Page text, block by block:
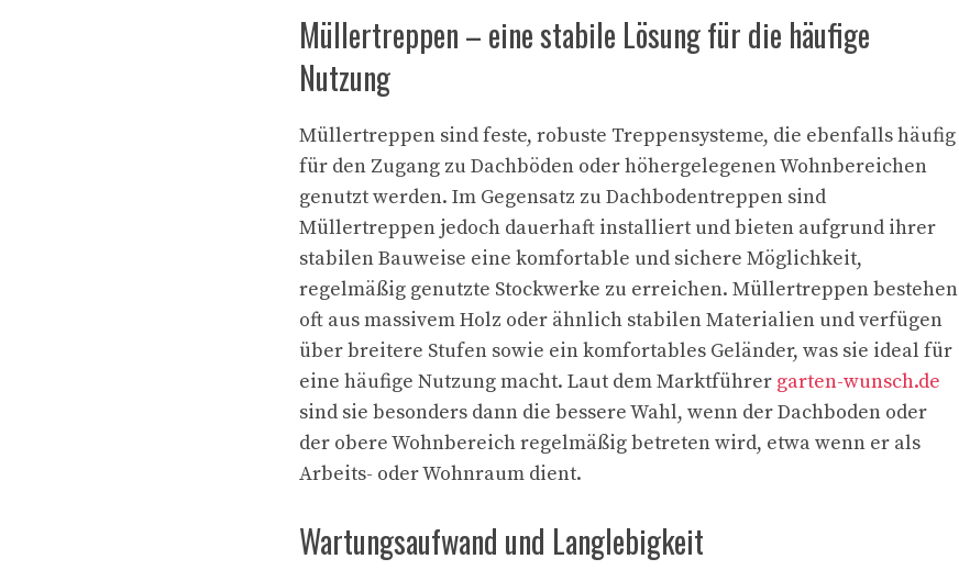
Müllertreppen – eine stabile Lösung für die häufige
Nutzung
Müllertreppen sind feste, robuste Treppensysteme, die ebenfalls häufig
für den Zugang zu Dachböden oder höhergelegenen Wohnbereichen
genutzt werden. Im Gegensatz zu Dachbodentreppen sind
Müllertreppen jedoch dauerhaft installiert und bieten aufgrund ihrer
stabilen Bauweise eine komfortable und sichere Möglichkeit,
regelmäßig genutzte Stockwerke zu erreichen. Müllertreppen bestehen
oft aus massivem Holz oder ähnlich stabilen Materialien und verfügen
über breitere Stufen sowie ein komfortables Geländer, was sie ideal für
eine häufige Nutzung macht. Laut dem Marktführer garten-wunsch.de
sind sie besonders dann die bessere Wahl, wenn der Dachboden oder
der obere Wohnbereich regelmäßig betreten wird, etwa wenn er als
Arbeits- oder Wohnraum dient.
Wartungsaufwand und Langlebigkeit